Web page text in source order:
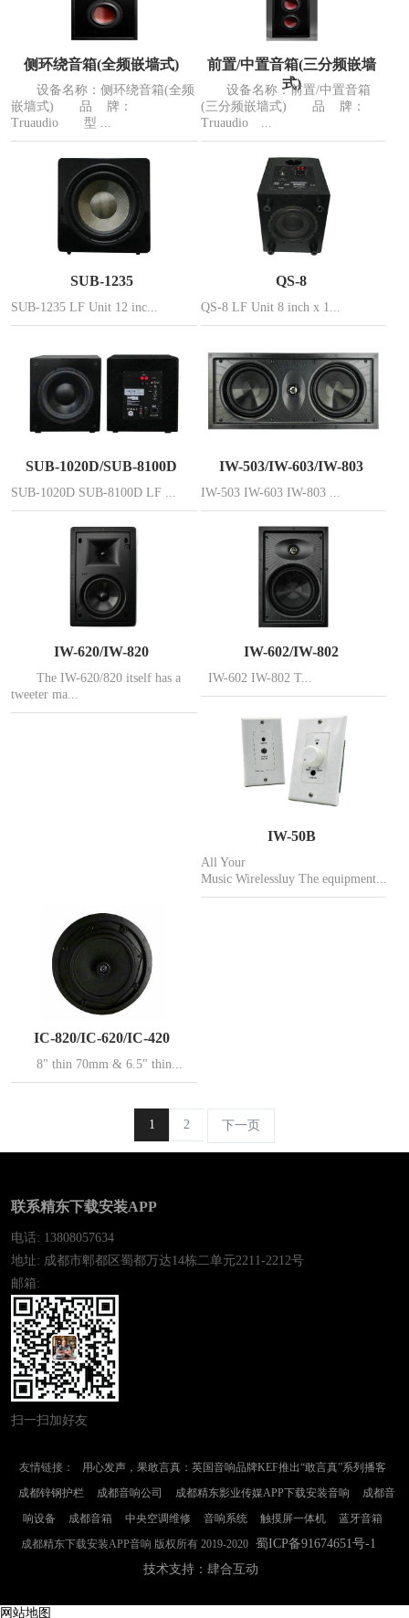
侧环绕音箱(全频嵌墙式)
设备名称：侧环绕音箱(全频
嵌墙式) 品 牌：
Truaudio 型 ...
前置/中置音箱(三分频嵌墙
式)
设备名称：前置/中置音箱
(三分频嵌墙式) 品 牌：
Truaudio ...
SUB-1235
SUB-1235 LF Unit 12 inc...
QS-8
QS-8 LF Unit 8 inch x 1...
SUB-1020D/SUB-8100D
SUB-1020D SUB-8100D LF ...
IW-503/IW-603/IW-803
IW-503 IW-603 IW-803 ...
IW-620/IW-820
The IW-620/820 itself has a
tweeter ma...
IW-602/IW-802
IW-602 IW-802 T...
IW-50B
All Your
Music Wirelessluy The equipment...
IC-820/IC-620/IC-420
8" thin 70mm & 6.5" thin...
1 2 下一页
联系精东下载安装APP
电话: 13808057634
地址: 成都市郫都区蜀都万达14栋二单元2211-2212号
邮箱:
扫一扫加好友
友情链接：
用心发声，果敢言真：英国音响品牌KEF推出“敢言真”系列播客
成都锌钢护栏
成都音响公司 成都精东影业传媒APP下载安装音响
成都音
响设备
成都音箱 中央空调维修 音响系统 触摸屏一体机
蓝牙音箱
成都精东下载安装APP音响 版权所有 2019-2020 蜀ICP备91674651号-1
技术支持：肆合互动
网站地图